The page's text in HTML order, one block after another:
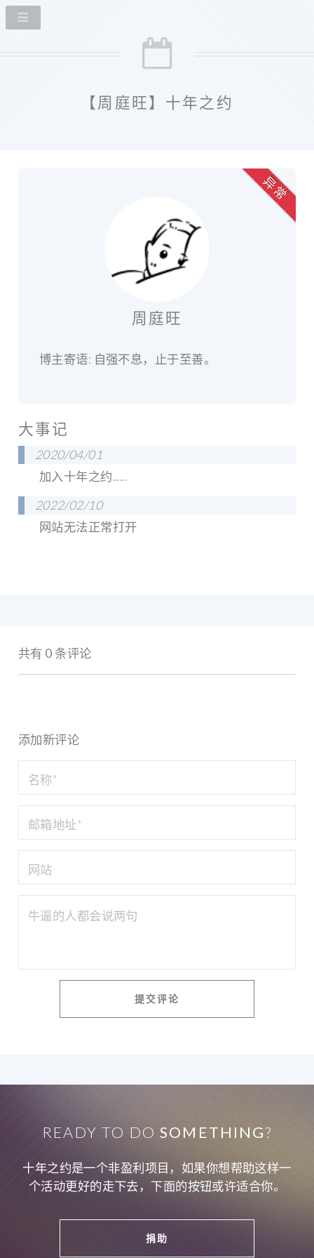
【周庭旺】十年之约
周庭旺
博主寄语: 自强不息，止于至善。
异 常
大事记
2020/04/01
加入十年之约......
2022/02/10
网站无法正常打开
共有 0 条评论
添加新评论
READY TO DOSOMETHING?
十年之约是一个非盈利项目，如果你想帮助这样一
个活动更好的走下去，下面的按钮或许适合你。
捐助